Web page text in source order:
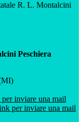
R. L. Montalcini
Peschiera
inviare una mail
per inviare una mail